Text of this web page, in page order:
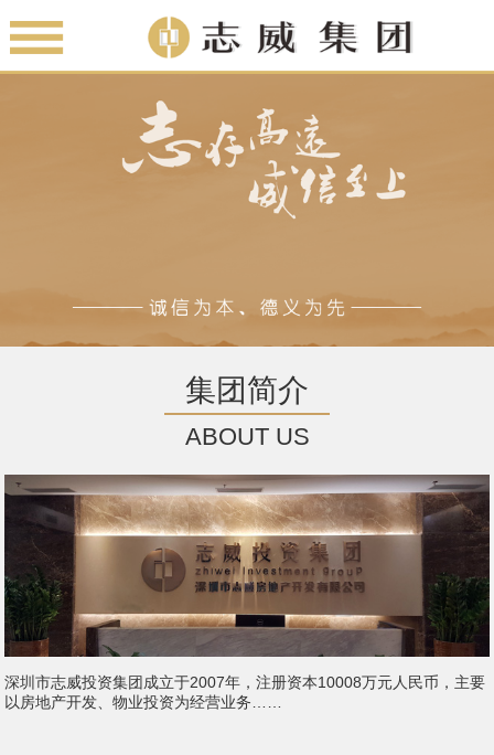
集团简介
ABOUT US
深圳市志威投资集团成立于2007年，注册资本10008万元人民币，主要
以房地产开发、物业投资为经营业务……